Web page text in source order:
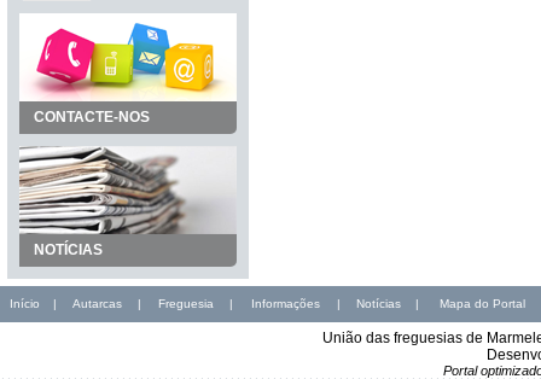
CONTACTE-NOS
NOTÍCIAS
Início | Autarcas | Freguesia | Informações | Notícias | Mapa do Portal
União das freguesias de
Portal